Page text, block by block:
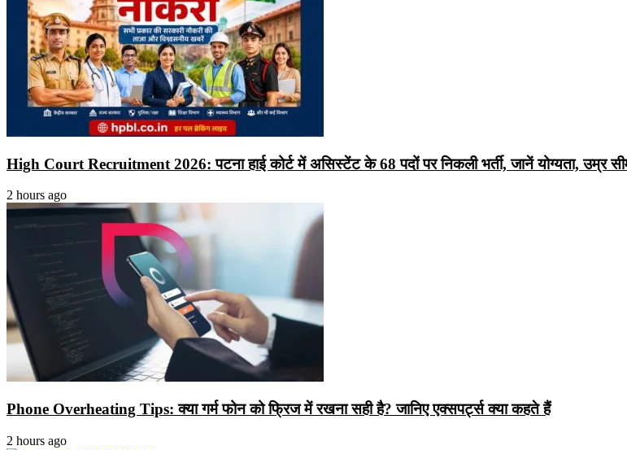
High Court Recruitment 2026: पटना हाई कोर्ट में असिस्टेंट के 68 पदों पर निकली भर्ती, जानें योग्यता, उम्र
2 hours ago
Phone Overheating Tips: क्या गर्म फोन को फ्रिज में रखना सही है? जानिए एक्सपर्ट्स क्या कहते हैं
2 hours ago